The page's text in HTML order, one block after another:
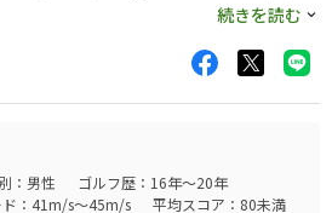
トは、過去の純正（テンセイ等）
リでタイミングが取りやすいで
：190ｙと言った所です。振れば
アップすると、やはり左に巻きやす
浮かすか、超低くティーアップし
続きを読む
：男性
ゴルフ歴：16年～20年
：41m/s～45m/s
平均スコア：80未満